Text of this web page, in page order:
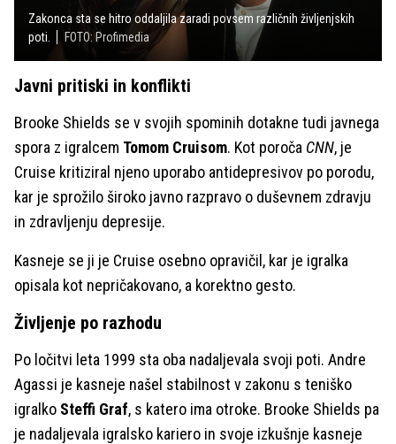
Zakonca sta se hitro oddaljila zaradi povsem različnih življenjskih
poti.
FOTO: Profimedia
Javni pritiski in konflikti
Brooke Shields se v svojih spominih dotakne tudi javnega
spora z igralcem Tomom Cruisom. Kot poroča CNN, je
Cruise kritiziral njeno uporabo antidepresivov po porodu,
kar je sprožilo široko javno razpravo o duševnem zdravju
in zdravljenju depresije.
Kasneje se ji je Cruise osebno opravičil, kar je igralka
opisala kot nepričakovano, a korektno gesto.
Življenje po razhodu
Po ločitvi leta 1999 sta oba nadaljevala svoji poti. Andre
Agassi je kasneje našel stabilnost v zakonu s teniško
igralko Steffi Graf, s katero ima otroke. Brooke Shields pa
je nadaljevala igralsko kariero in svoje izkušnje kasneje